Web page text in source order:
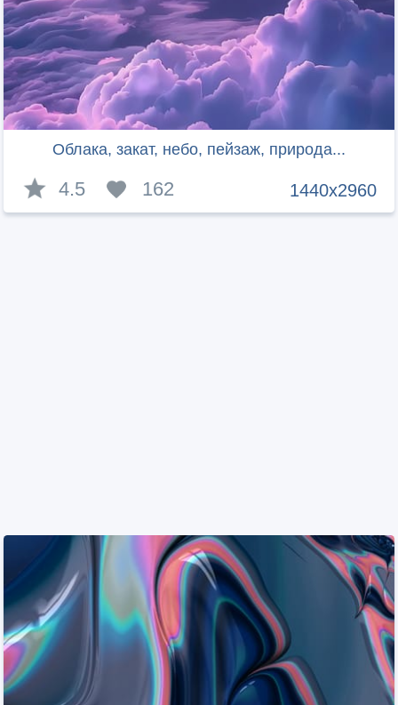
Облака, закат, небо, пейзаж, природа...
1440x2960
4.5 162